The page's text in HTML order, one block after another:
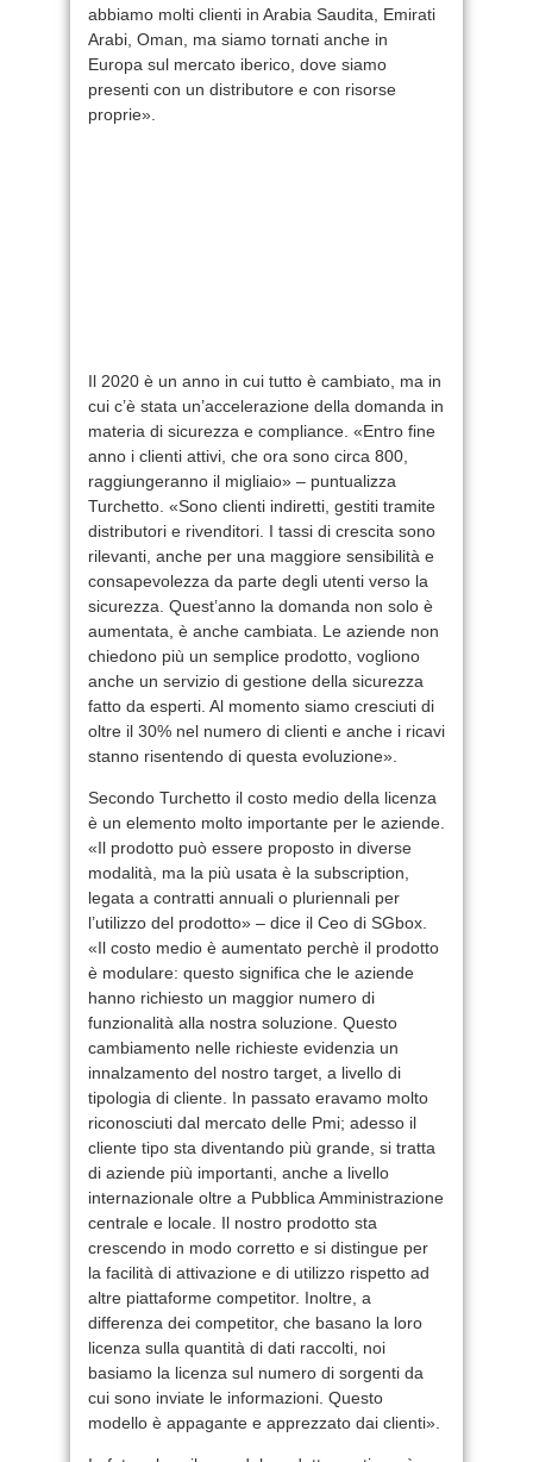
abbiamo molti clienti in Arabia Saudita, Emirati
Arabi, Oman, ma siamo tornati anche in
Europa sul mercato iberico, dove siamo
presenti con un distributore e con risorse
proprie».
Il 2020 è un anno in cui tutto è cambiato, ma in
cui c’è stata un’accelerazione della domanda in
materia di sicurezza e compliance. «Entro fine
anno i clienti attivi, che ora sono circa 800,
raggiungeranno il migliaio» – puntualizza
Turchetto. «Sono clienti indiretti, gestiti tramite
distributori e rivenditori. I tassi di crescita sono
rilevanti, anche per una maggiore sensibilità e
consapevolezza da parte degli utenti verso la
sicurezza. Quest’anno la domanda non solo è
aumentata, è anche cambiata. Le aziende non
chiedono più un semplice prodotto, vogliono
anche un servizio di gestione della sicurezza
fatto da esperti. Al momento siamo cresciuti di
oltre il 30% nel numero di clienti e anche i ricavi
stanno risentendo di questa evoluzione».
Secondo Turchetto il costo medio della licenza
è un elemento molto importante per le aziende.
«Il prodotto può essere proposto in diverse
modalità, ma la più usata è la subscription,
legata a contratti annuali o pluriennali per
l’utilizzo del prodotto» – dice il Ceo di SGbox.
«Il costo medio è aumentato perchè il prodotto
è modulare: questo significa che le aziende
hanno richiesto un maggior numero di
funzionalità alla nostra soluzione. Questo
cambiamento nelle richieste evidenzia un
innalzamento del nostro target, a livello di
tipologia di cliente. In passato eravamo molto
riconosciuti dal mercato delle Pmi; adesso il
cliente tipo sta diventando più grande, si tratta
di aziende più importanti, anche a livello
internazionale oltre a Pubblica Amministrazione
centrale e locale. Il nostro prodotto sta
crescendo in modo corretto e si distingue per
la facilità di attivazione e di utilizzo rispetto ad
altre piattaforme competitor. Inoltre, a
differenza dei competitor, che basano la loro
licenza sulla quantità di dati raccolti, noi
basiamo la licenza sul numero di sorgenti da
cui sono inviate le informazioni. Questo
modello è appagante e apprezzato dai clienti».